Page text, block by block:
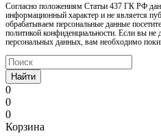
Согласно положениям Статьи 437 ГК РФ
информационный характер и не является
обрабатываем персональные данные
политикой конфиденциальности. Если вы не
персональных данных, вам необходимо
Найти
0
0
0
Корзина